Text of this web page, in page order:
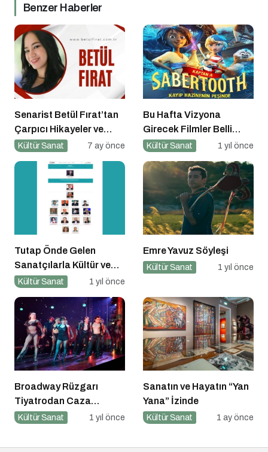
Benzer Haberler
Senarist Betül Fırat’tan
Çarpıcı Hikayeler ve
Şarkılar
Kültür Sanat 7 ay önce
Bu Hafta Vizyona
Girecek Filmler Belli
Oldu: Sinema Keyfi
Başlıyor!
Kültür Sanat 1 yıl önce
Tutap Önde Gelen
Sanatçılarla Kültür ve
Sanat Yolucluğuna
Kültür Sanat 1 yıl önce
Emre Yavuz Söyleşi
Kültür Sanat 1 yıl önce
Broadway Rüzgarı
Tiyatrodan Caza
Dopdolu Bir Program
Kültür Sanat 1 yıl önce
Sanatın ve Hayatın “Yan
Yana” İzinde
Kültür Sanat 1 ay önce